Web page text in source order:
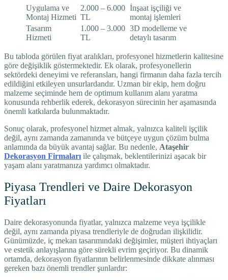
Uygulama ve
Montaj Hizmeti
2.000 – 6.000
TL
İnşaat işçiliği ve
montaj işlemleri
Tasarım
Hizmeti
1.000 – 3.000
TL
3D modelleme ve
detaylı tasarım
Bu tabloda görülen fiyat aralıkları, profesyonel hizmetlerin kalitesine
göre değişiklik göstermektedir. Ek olarak, profesyonellerin
sektördeki deneyimi ve referansları, hangi firmanın daha fazla tercih
edildiğini etkileyen unsurlardandır. Uzman bir ekip, hem doğru
malzeme seçiminde hem de optimum kullanım alanı yaratma
konusunda rehberlik ederek, dekorasyon sürecinin her aşamasında
önemli katkılarda bulunmaktadır.
Sonuç olarak, profesyonel hizmet almak, yalnızca kaliteli işçilik
değil, aynı zamanda zamanında ve bütçeye uygun çözüm bulma
anlamında da büyük avantaj sağlar. Bu nedenle, Ataşehir
Dekorasyon Firmaları ile çalışmak, beklentilerinizi aşacak bir
yaşam alanı yaratmanıza yardımcı olmaktadır.
Piyasa Trendleri ve Daire Dekorasyon
Fiyatları
Daire dekorasyonunda fiyatlar, yalnızca malzeme veya işçilikle
değil, aynı zamanda piyasa trendleriyle de doğrudan ilişkilidir.
Günümüzde, iç mekan tasarımındaki değişimler, müşteri ihtiyaçları
ve estetik anlayışlarına göre sürekli evrim geçiriyor. Bu dinamik
ortamda, dekorasyon fiyatlarının belirlenmesinde dikkate alınması
gereken bazı önemli trendler şunlardır: